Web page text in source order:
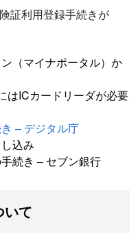
証利用登録手続きが
（マイナポータル）か
はICカードリーダが必要
– デジタル庁
込み
続き – セブン銀行
いて